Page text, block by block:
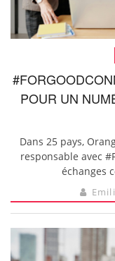
POUR UN
Dans 25 pays,
responsable avec
échanges